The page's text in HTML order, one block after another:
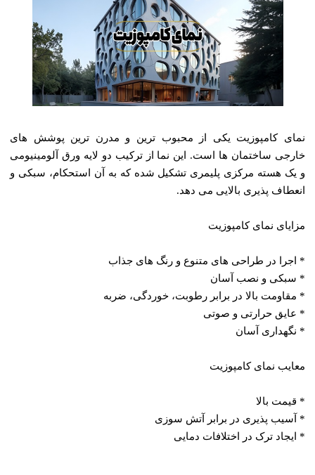
نمای کامپوزیت یکی از محبوب ‌ترین و مدرن‌ ترین پوشش‌ های
خارجی ساختمان‌ ها است. این نما از ترکیب دو لایه ورق آلومینیومی
و یک هسته مرکزی پلیمری تشکیل شده که به آن استحکام، سبکی و
انعطاف ‌پذیری بالایی می‌ دهد.
مزایای نمای کامپوزیت
* اجرا در طراحی‌ های متنوع و رنگ ‌های جذاب
* سبکی و نصب آسان
* مقاومت بالا در برابر رطوبت، خوردگی، ضربه
* عایق حرارتی و صوتی
* نگهداری آسان
معایب نمای کامپوزیت
* قیمت بالا
* آسیب پذیری در برابر آتش‌ سوزی
* ایجاد ترک در اختلافات دمایی